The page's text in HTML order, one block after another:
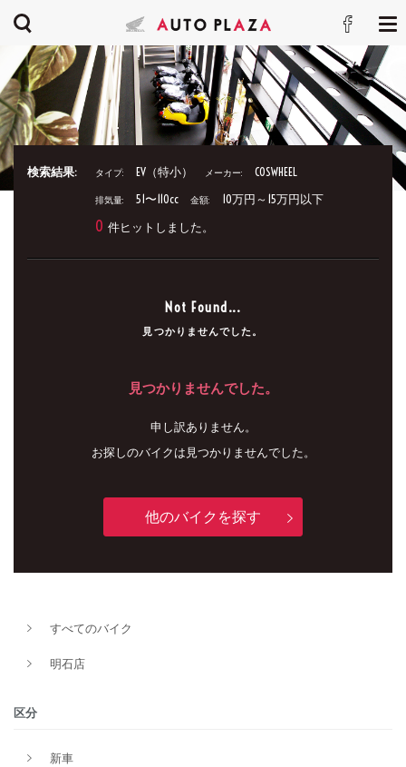
検索結果: タイプ: EV（特小） メーカー: COSWHEEL
排気量: 51〜110cc 金額: 10万円～15万円以下
0 件ヒットしました。
Not Found...
見つかりませんでした。
見つかりませんでした。
申し訳ありません。
お探しのバイクは見つかりませんでした。
他のバイクを探す
すべてのバイク
明石店
区分
新車
タイプ
メーカー